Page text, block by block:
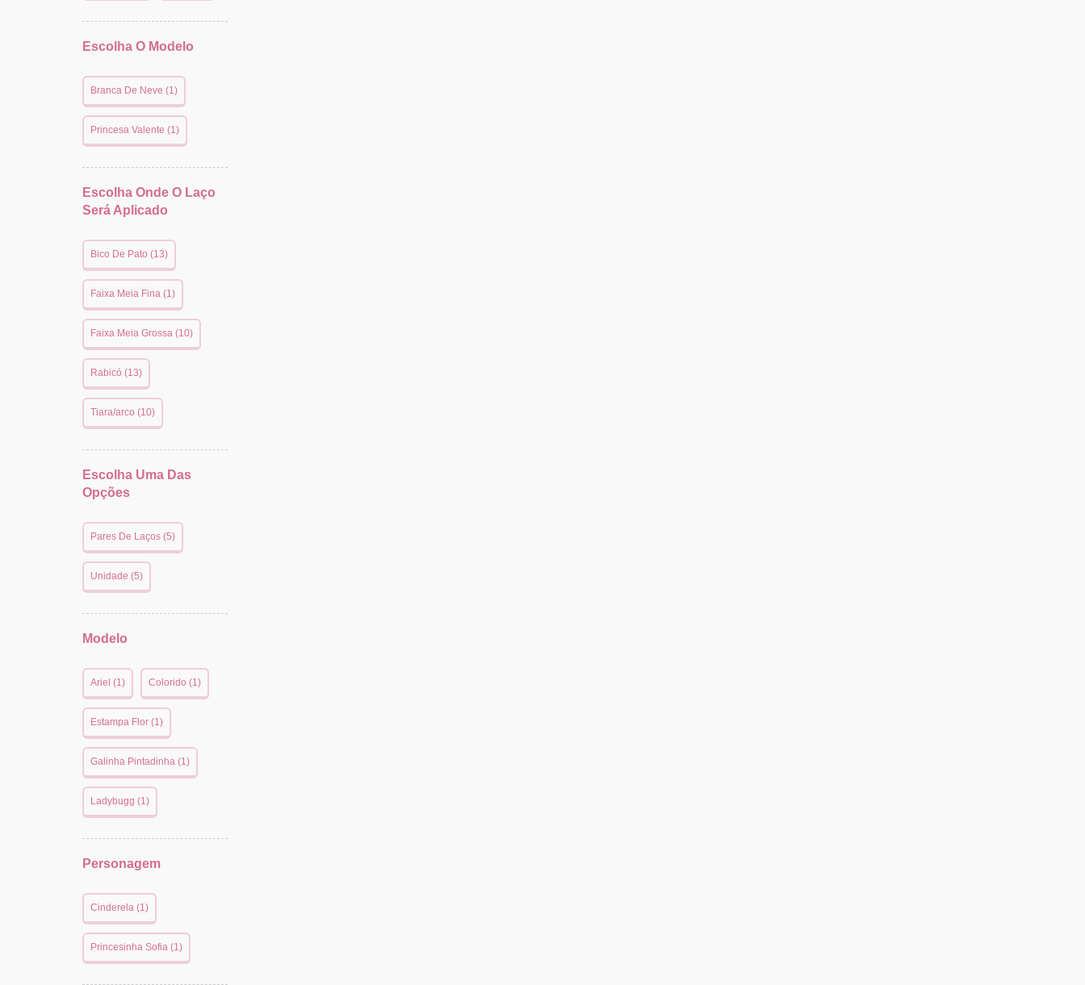
Escolha O Modelo
Branca De Neve (1)
Princesa Valente (1)
Escolha Onde O Laço
Será Aplicado
Bico De Pato (13)
Faixa Meia Fina (1)
Faixa Meia Grossa (10)
Rabicó (13)
Tiara/arco (10)
Escolha Uma Das
Opções
Pares De Laços (5)
Unidade (5)
Modelo
Ariel (1) Colorido (1)
Estampa Flor (1)
Galinha Pintadinha (1)
Ladybugg (1)
Personagem
Cinderela (1)
Princesinha Sofia (1)